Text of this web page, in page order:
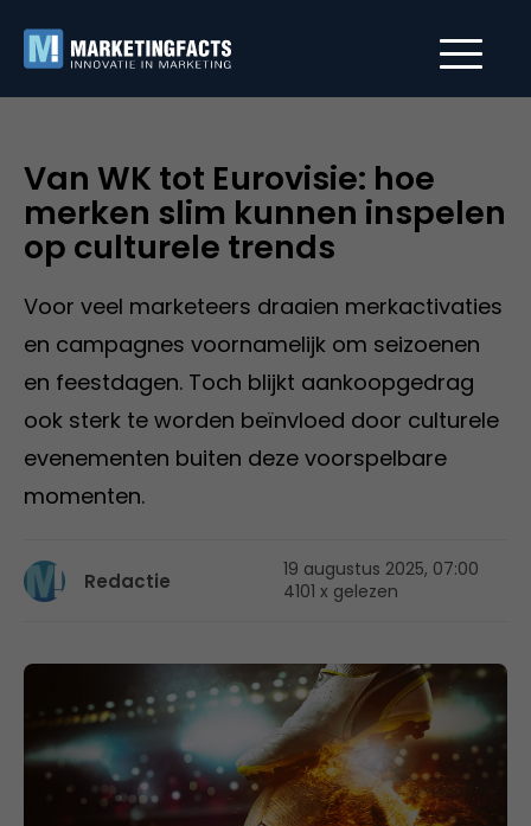
Van WK tot Eurovisie: hoe
merken slim kunnen inspelen
op culturele trends
Voor veel marketeers draaien merkactivaties
en campagnes voornamelijk om seizoenen
en feestdagen. Toch blijkt aankoopgedrag
ook sterk te worden beïnvloed door culturele
evenementen buiten deze voorspelbare
momenten.
Redactie
19 augustus 2025, 07:00
4101 x gelezen